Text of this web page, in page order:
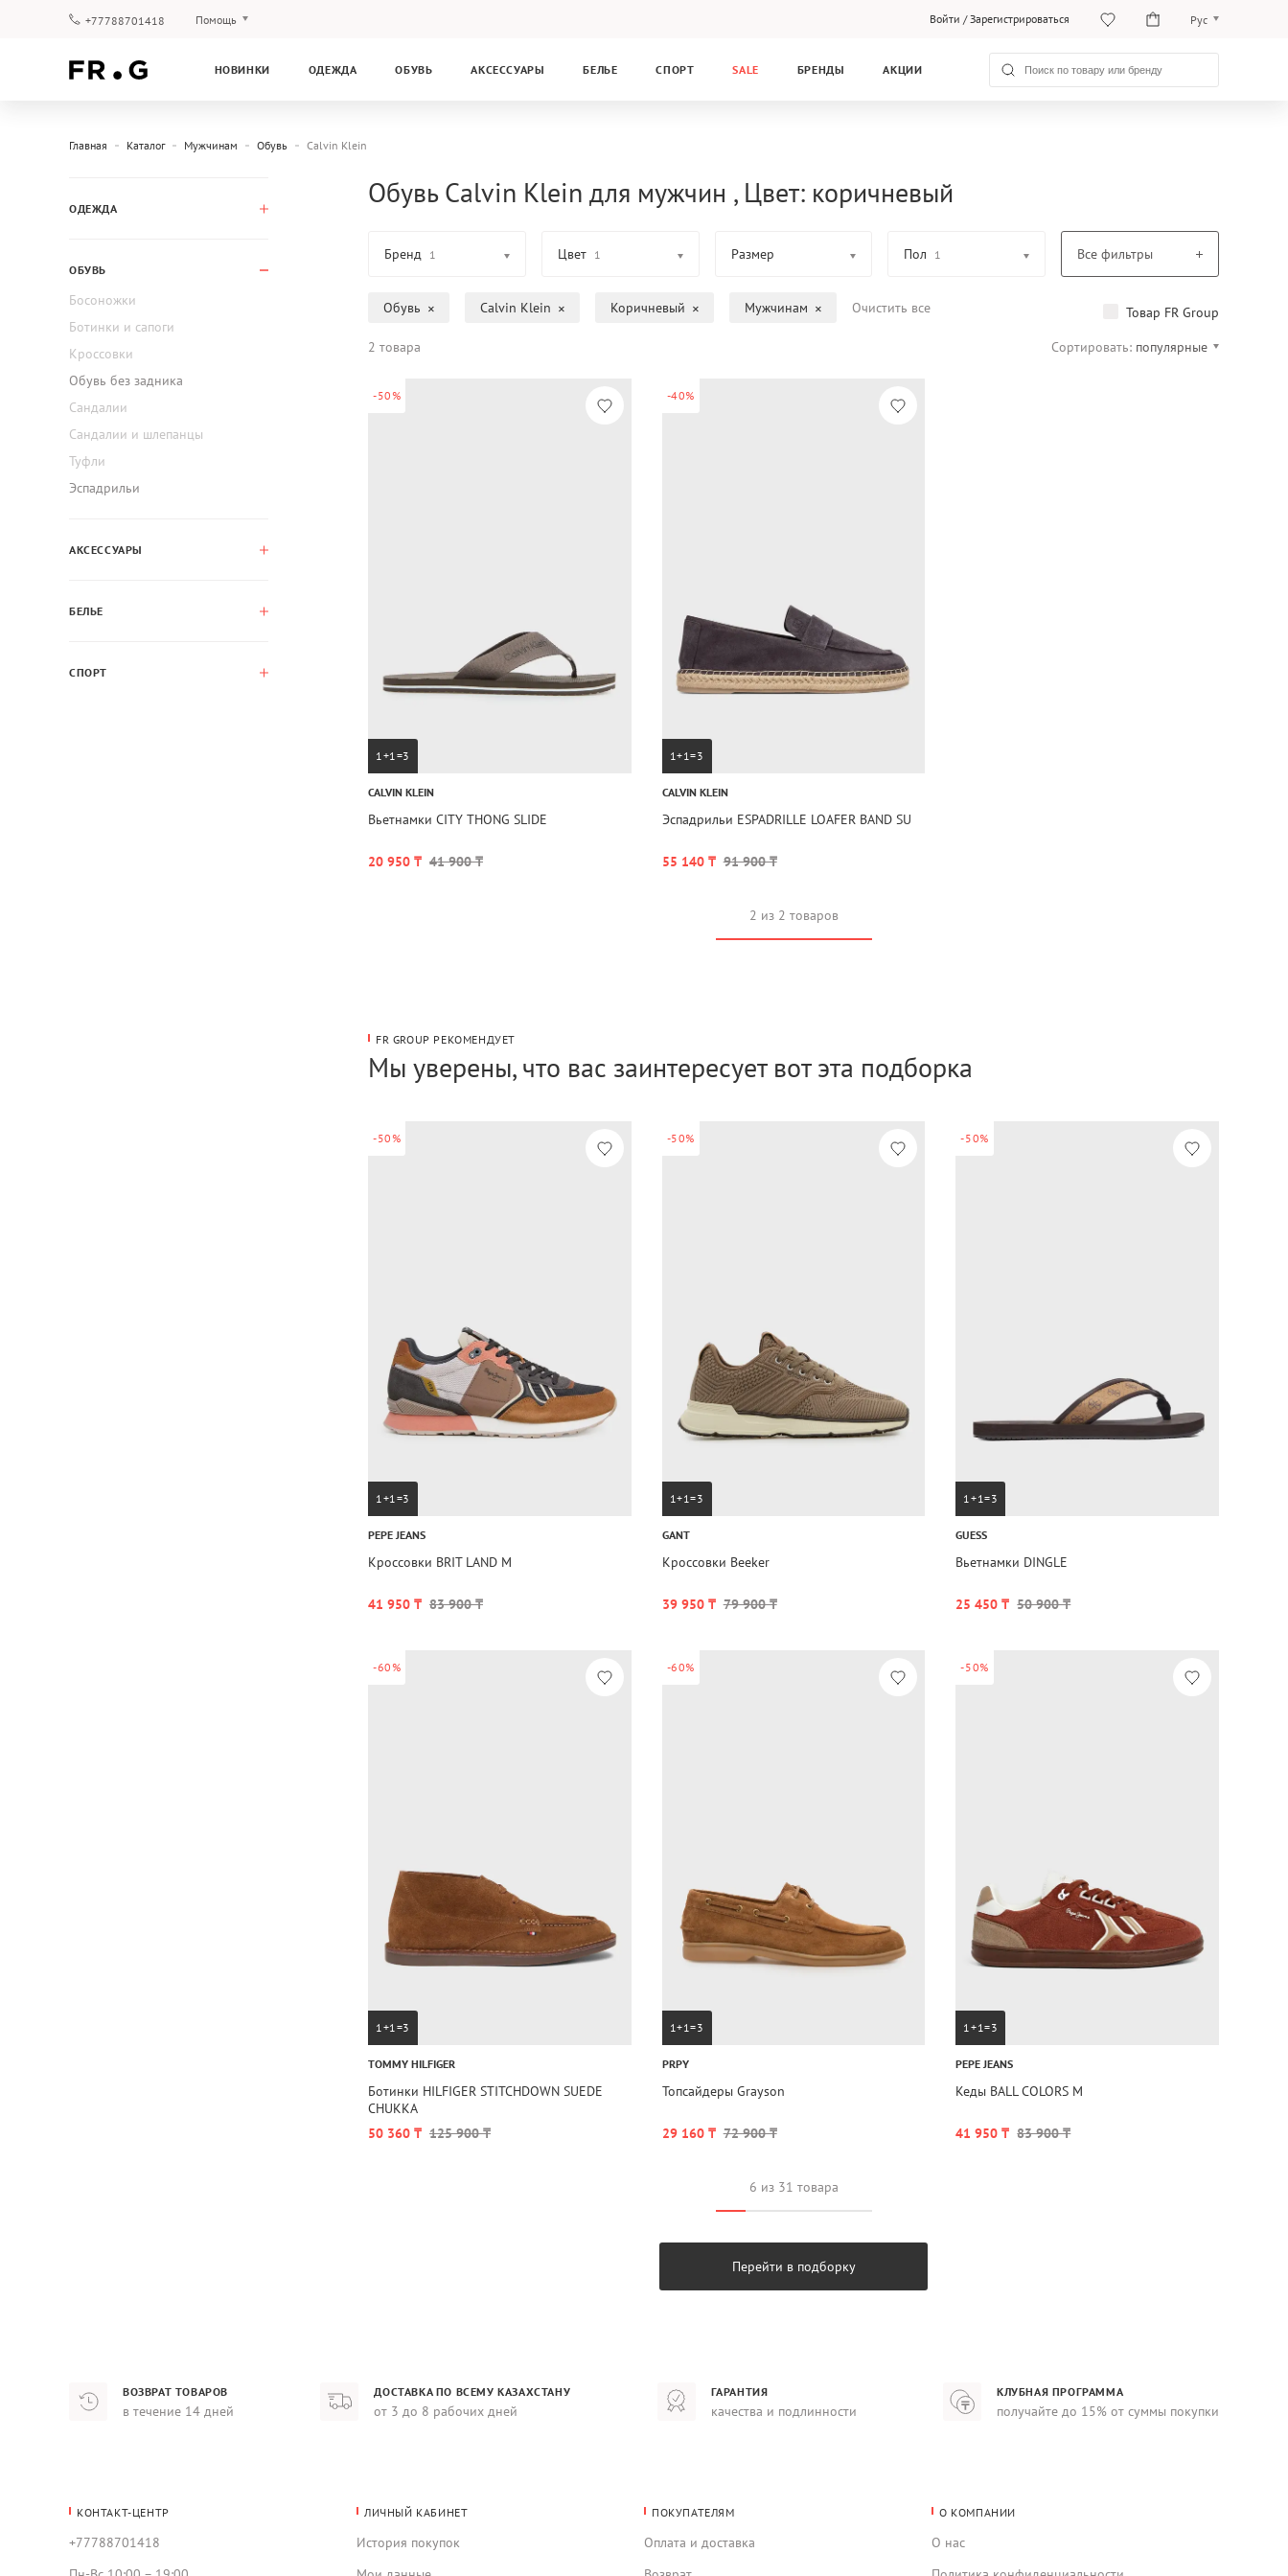
+77788701418 Помощь Войти /Зарегистрироваться Рус
Қаз
НОВИНКИ ОДЕЖДА ОБУВЬ АКСЕССУАРЫ БЕЛЬЕ СПОРТ SALE БРЕНДЫ АКЦИИ
Главная Каталог Мужчинам Обувь Calvin Klein
ОДЕЖДА
ОБУВЬ
Босоножки
Ботинки и сапоги
Кроссовки
Обувь без задника
Сандалии
Сандалии и шлепанцы
Туфли
Эспадрильи
АКСЕССУАРЫ
БЕЛЬЕ
СПОРТ
Обувь Calvin Klein для мужчин , Цвет: коричневый
Бренд 1 Цвет 1 Размер Пол 1 Все фильтры
Обувь Calvin Klein Коричневый Мужчинам Очистить все
Товар FR Group
2 товара
Сортировать: популярные
-50%
1+1=3
CALVIN KLEIN
Вьетнамки CITY THONG SLIDE
20 950 ₸ 41 900 ₸
-40%
1+1=3
CALVIN KLEIN
Эспадрильи ESPADRILLE LOAFER BAND SU
55 140 ₸ 91 900 ₸
2 из 2 товаров
FR GROUP РЕКОМЕНДУЕТ
Мы уверены, что вас заинтересует вот эта подборка
-50%
1+1=3
PEPE JEANS
Кроссовки BRIT LAND M
41 950 ₸ 83 900 ₸
-50%
1+1=3
GANT
Кроссовки Beeker
39 950 ₸ 79 900 ₸
-50%
1+1=3
GUESS
Вьетнамки DINGLE
25 450 ₸ 50 900 ₸
-60%
1+1=3
TOMMY HILFIGER
Ботинки HILFIGER STITCHDOWN SUEDE
CHUKKA
50 360 ₸ 125 900 ₸
-60%
1+1=3
PRPY
Топсайдеры Grayson
29 160 ₸ 72 900 ₸
-50%
1+1=3
PEPE JEANS
Кеды BALL COLORS M
41 950 ₸ 83 900 ₸
6 из 31 товара
Перейти в подборку
ВОЗВРАТ ТОВАРОВ
в течение 14 дней
ДОСТАВКА ПО ВСЕМУ КАЗАХСТАНУ
от 3 до 8 рабочих дней
ГАРАНТИЯ
качества и подлинности
КЛУБНАЯ ПРОГРАММА
получайте до 15% от суммы покупки
КОНТАКТ-ЦЕНТР
+77788701418
ЛИЧНЫЙ КАБИНЕТ
История покупок
ПОКУПАТЕЛЯМ
Оплата и доставка
О КОМПАНИИ
О нас